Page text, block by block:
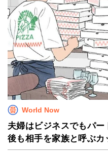
World Now
夫婦はビジネスでもパ
後も相手を家族と呼ぶカ